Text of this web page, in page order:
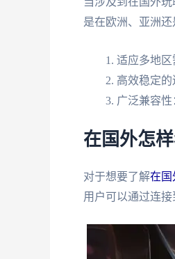
是在欧洲、亚洲
适应多地区
高效稳定的
广泛兼容性
在国外怎
对于想要了解在国
用户可以通过连